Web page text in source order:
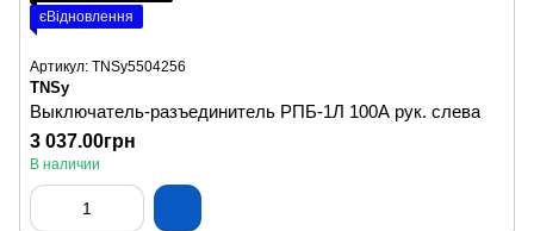
єВідновлення
Артикул: TNSy5504256
TNSy
Выключатель-разъединитель РПБ-1Л 100А рук. слева
3 037.00грн
В наличии